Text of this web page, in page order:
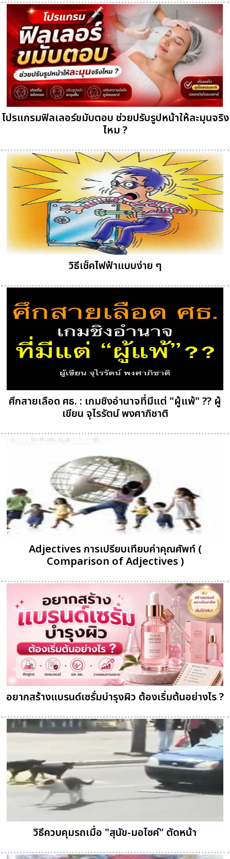
โปรแกรมฟิลเลอร์ขมับตอบ ช่วยปรับรูปหน้าให้ละมุนจริง
ไหม ?
วิธีเช็คไฟฟ้าแบบง่าย ๆ
ศึกสายเลือด ศธ. : เกมชิงอำนาจที่มีแต่ "ผู้แพ้" ?? ผู้
เขียน จุไรรัตน์ พงศาภิชาติ
Adjectives การเปรียบเทียบคำคุณศัพท์ (
Comparison of Adjectives )
อยากสร้างแบรนด์เซรั่มบำรุงผิว ต้องเริ่มต้นอย่างไร ?
วิธีควบคุมรถเมื่อ "สุนัข-มอไซค์" ตัดหน้า